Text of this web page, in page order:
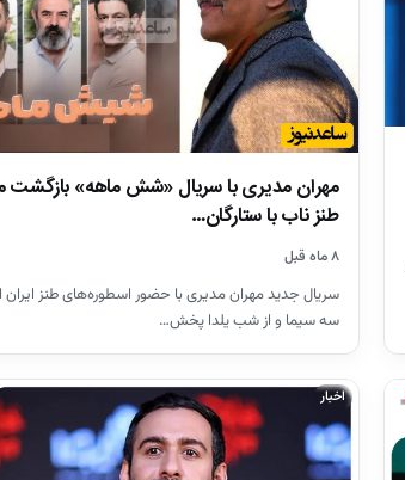
مهران مدیری با سریال «شش ماهه» بازگشت
طنز ناب با ستارگان…
۸ ماه قبل
سریال جدید مهران مدیری با حضور اسطوره‌های طنز ایران
سه سیما و از شب یلدا پخش…
اخبار